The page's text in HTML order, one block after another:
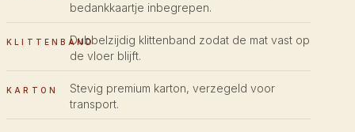
bedankkaartje inbegrepen.
KLITTENBANDDubbelzijdig klittenband zodat de mat vast op
de vloer blijft.
KARTON
Stevig premium karton, verzegeld voor
transport.